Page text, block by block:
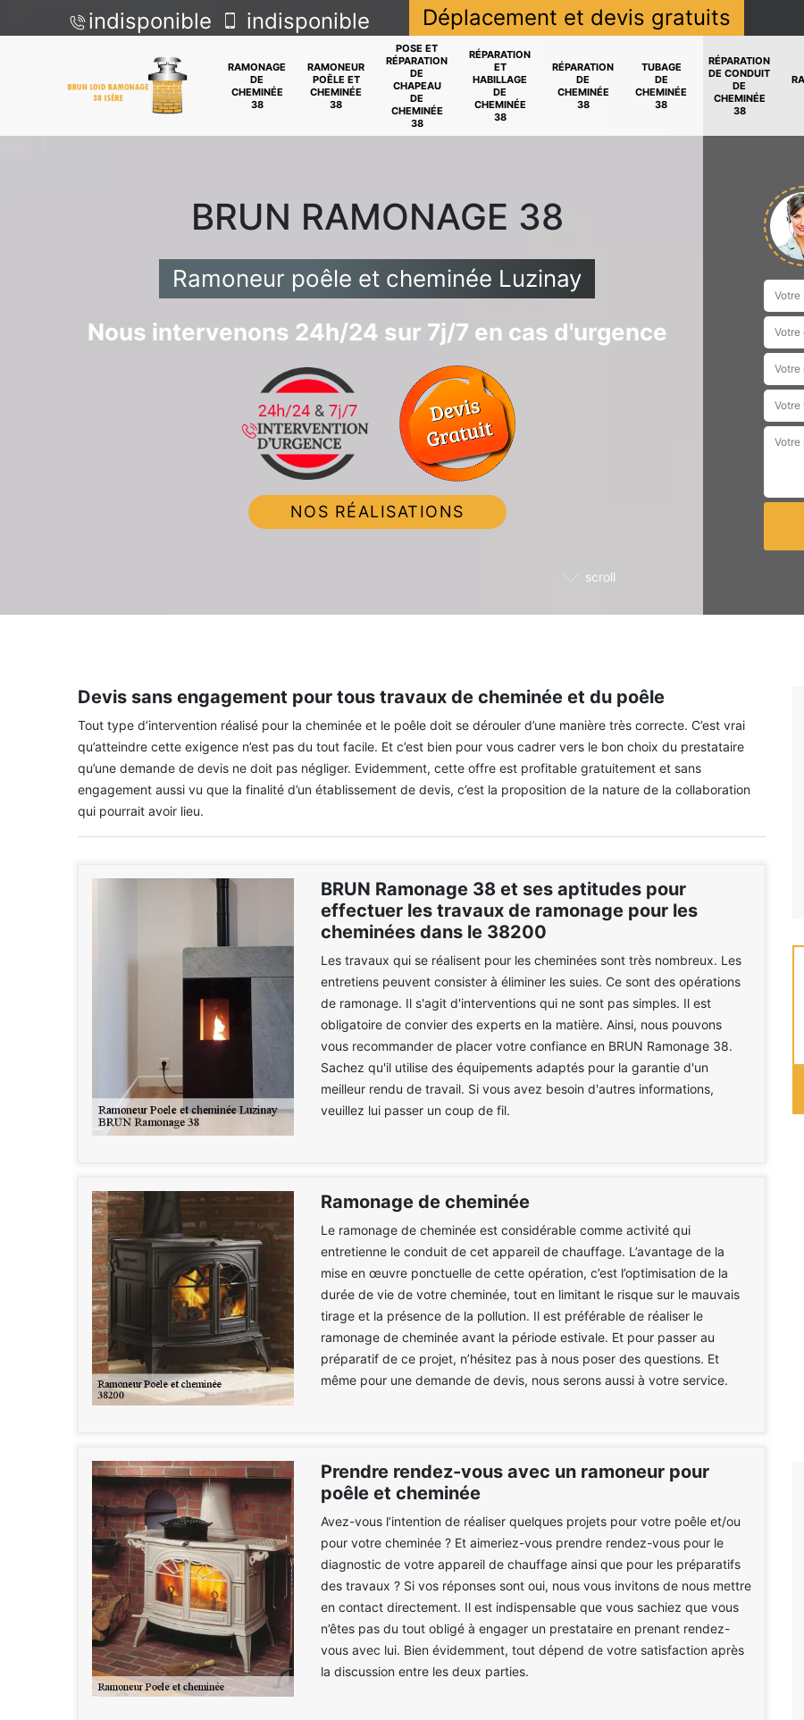
indisponible indisponible Déplacement et devis gratuits
RAMONAGE
DE
CHEMINÉE
38
RAMONEUR
POÊLE ET
CHEMINÉE
38
POSE ET
RÉPARATION
DE
CHAPEAU
DE
CHEMINÉE
38
RÉPARATION
ET
HABILLAGE
DE
CHEMINÉE
38
RÉPARATION
DE
CHEMINÉE
38
TUBAGE
DE
CHEMINÉE
38
RÉPARATION
DE CONDUIT
DE
CHEMINÉE
38
scroll
BRUN RAMONAGE 38
Ramoneur poêle et cheminée Luzinay
Nous intervenons 24h/24 sur 7j/7 en cas d'urgence
NOS RÉALISATIONS
Devis sans engagement pour tous travaux de cheminée et du poêle
Tout type d’intervention réalisé pour la cheminée et le poêle doit se dérouler d’une manière très correcte. C’est vrai
qu’atteindre cette exigence n’est pas du tout facile. Et c’est bien pour vous cadrer vers le bon choix du prestataire
qu’une demande de devis ne doit pas négliger. Evidemment, cette offre est profitable gratuitement et sans
engagement aussi vu que la finalité d’un établissement de devis, c’est la proposition de la nature de la collaboration
qui pourrait avoir lieu.
BRUN Ramonage 38 et ses aptitudes pour
effectuer les travaux de ramonage pour les
cheminées dans le 38200
Les travaux qui se réalisent pour les cheminées sont très nombreux. Les
entretiens peuvent consister à éliminer les suies. Ce sont des opérations
de ramonage. Il s'agit d'interventions qui ne sont pas simples. Il est
obligatoire de convier des experts en la matière. Ainsi, nous pouvons
vous recommander de placer votre confiance en BRUN Ramonage 38.
Sachez qu'il utilise des équipements adaptés pour la garantie d'un
meilleur rendu de travail. Si vous avez besoin d'autres informations,
veuillez lui passer un coup de fil.
Ramonage de cheminée
Le ramonage de cheminée est considérable comme activité qui
entretienne le conduit de cet appareil de chauffage. L’avantage de la
mise en œuvre ponctuelle de cette opération, c’est l’optimisation de la
durée de vie de votre cheminée, tout en limitant le risque sur le mauvais
tirage et la présence de la pollution. Il est préférable de réaliser le
ramonage de cheminée avant la période estivale. Et pour passer au
préparatif de ce projet, n’hésitez pas à nous poser des questions. Et
même pour une demande de devis, nous serons aussi à votre service.
Prendre rendez-vous avec un ramoneur pour
poêle et cheminée
Avez-vous l’intention de réaliser quelques projets pour votre poêle et/ou
pour votre cheminée ? Et aimeriez-vous prendre rendez-vous pour le
diagnostic de votre appareil de chauffage ainsi que pour les préparatifs
des travaux ? Si vos réponses sont oui, nous vous invitons de nous mettre
en contact directement. Il est indispensable que vous sachiez que vous
n’êtes pas du tout obligé à engager un prestataire en prenant rendez-
vous avec lui. Bien évidemment, tout dépend de votre satisfaction après
la discussion entre les deux parties.